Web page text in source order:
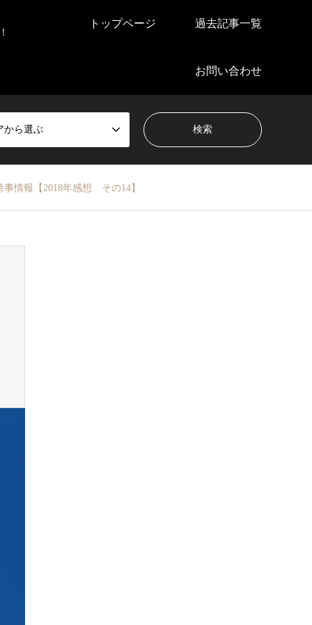
トップページ 過去記事一覧
お問い合わせ
から選ぶ
情報【2018年感想 その14】